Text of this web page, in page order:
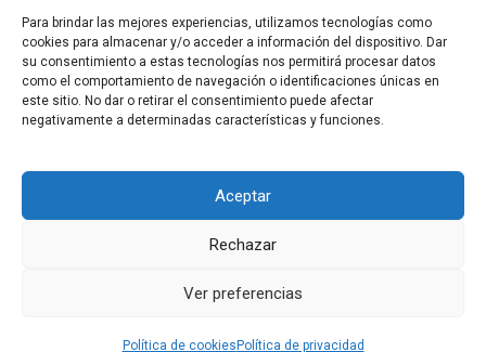
Para brindar las mejores experiencias, utilizamos tecnologías como
cookies para almacenar y/o acceder a información del dispositivo. Dar
su consentimiento a estas tecnologías nos permitirá procesar datos
como el comportamiento de navegación o identificaciones únicas en
este sitio. No dar o retirar el consentimiento puede afectar
negativamente a determinadas características y funciones.
Aceptar
Rechazar
Ver preferencias
Política de cookies Política de privacidad
Política de privacidad Aviso legal
Política de cookies
Declaración de accesibilidad
©2026 Puntodis. Todos los derechos reservados. Prohibida la
LinkedInFacebook
X InstagramYouTube